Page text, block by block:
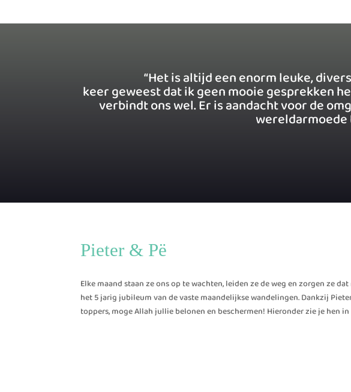
“Het is altijd een enorm leuke,
keer geweest dat ik geen mooie gesprekken
verbindt ons wel. Er is aandacht voor de
Pieter & Pë
Elke maand staan ze ons op te wachten, leiden ze de weg en zorgen ze
het 5 jarig jubileum van de vaste maandelijkse wandelingen. Dankzij
toppers, moge Allah jullie belonen en beschermen! Hieronder zie je hen